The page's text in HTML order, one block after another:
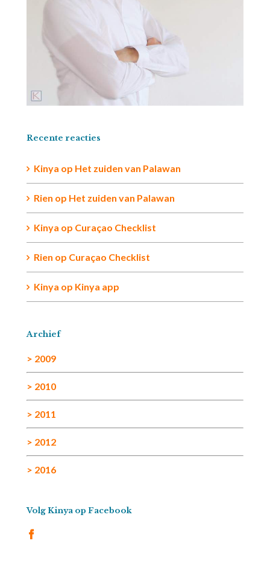
Recente reacties
Kinya op Het zuiden van Palawan
Rien op Het zuiden van Palawan
Kinya op Curaçao Checklist
Rien op Curaçao Checklist
Kinya op Kinya app
Archief
> 2009
> 2010
> 2011
> 2012
> 2016
Volg Kinya op Facebook